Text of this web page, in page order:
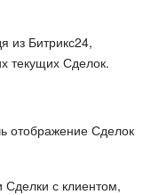
из Битрикс24,
текущих Сделок.
отображение Сделок
с клиентом,